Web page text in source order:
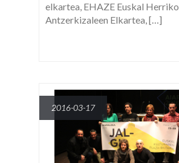
elkartea, EHAZE Euskal Herriko
Antzerkizaleen Elkartea, […]
2016-03-17